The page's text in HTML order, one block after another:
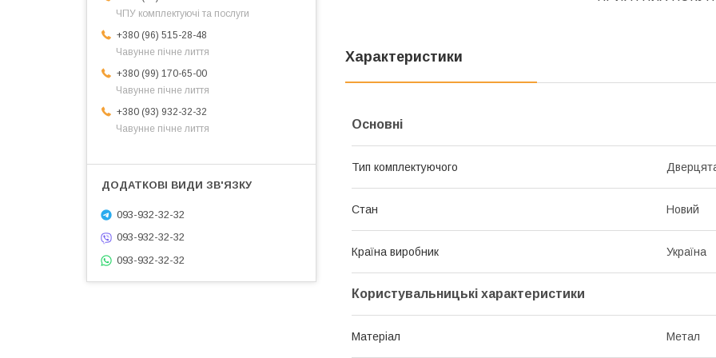
Характеристики
Основні
Тип комплектуючого
Стан Новий
Країна виробник Україна
Користувальницькі характеристики
Матеріал Метал
ЧПУ комплектуючі та послуги
+380 (96) 515-28-48
Чавунне пічне лиття
+380 (99) 170-65-00
Чавунне пічне лиття
+380 (93) 932-32-32
Чавунне пічне лиття
093-932-32-32
093-932-32-32
093-932-32-32